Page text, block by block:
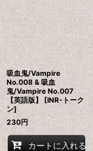
吸血鬼/Vampire
No.008 & 吸血
鬼/Vampire No.007
【英語版】 [INR-トーク
ン]
230円
カートに入れる